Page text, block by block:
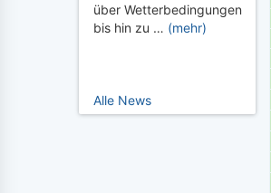
über Wetterbedingungen
bis hin zu … (mehr)
Alle News